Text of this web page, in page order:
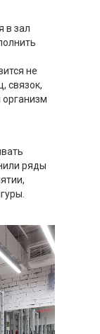
в зал
не
связок,
ряды